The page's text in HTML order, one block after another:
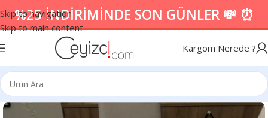
Skip to navigation
Skip to main content
%25 İNDİRİMİNDE SON GÜNLER 💸 ⏰
Kargom Nerede ?